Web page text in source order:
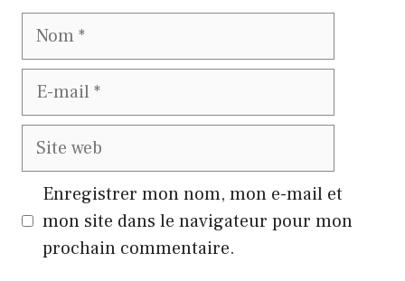
Nom
E-
Site
Enregistrer mon nom, mon e-mail et
mon site dans le navigateur pour mon
prochain commentaire.